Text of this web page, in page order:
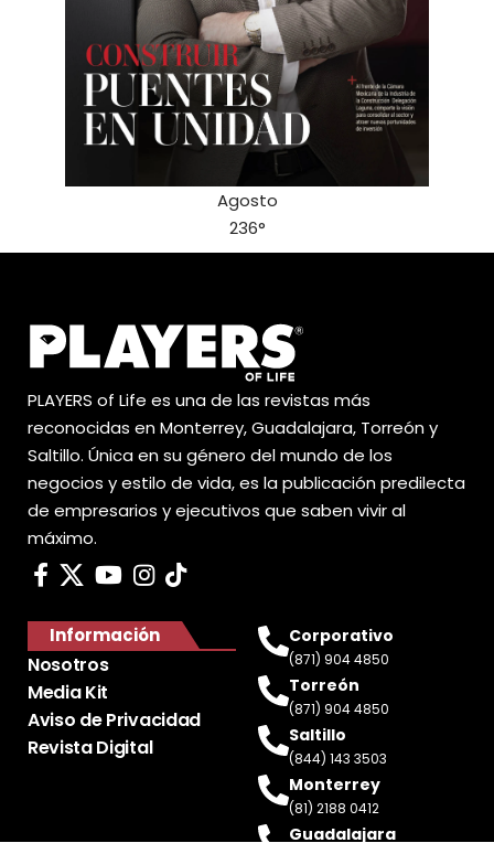
Agosto
236°
PLAYERS of Life es una de las revistas más
reconocidas en Monterrey, Guadalajara, Torreón y
Saltillo. Única en su género del mundo de los
negocios y estilo de vida, es la publicación predilecta
de empresarios y ejecutivos que saben vivir al
máximo.
Información
Nosotros
Media Kit
Aviso de Privacidad
Revista Digital
Corporativo
(871) 904 4850
Torreón
(871) 904 4850
Saltillo
(844) 143 3503
Monterrey
(81) 2188 0412
Guadalajara